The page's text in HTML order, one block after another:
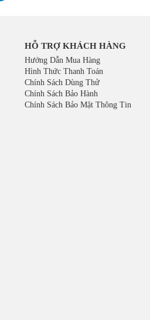
HỖ TRỢ KHÁCH HÀNG
Hướng Dẫn Mua Hàng
Hình Thức Thanh Toán
Chính Sách Dùng Thử
Chính Sách Bảo Hành
Chính Sách Bảo Mật Thông Tin